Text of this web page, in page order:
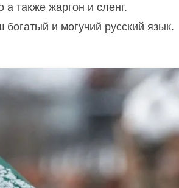
а также жаргон и сленг.
и могучий русский язык.